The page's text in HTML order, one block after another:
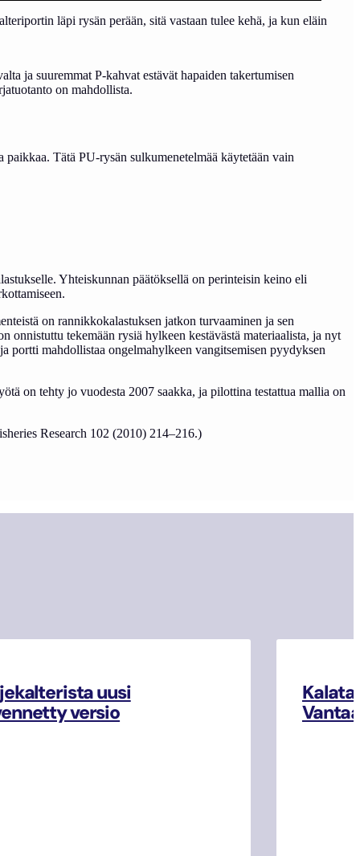
läpi rysän perään, sitä vastaan tulee kehä, ja kun eläin
ja suuremmat P-kahvat estävät hapaiden takertumisen
on mahdollista.
Tätä PU-rysän sulkumenetelmää käytetään vain
Yhteiskunnan päätöksellä on perinteisin keino eli
on rannikkokalastuksen jatkon turvaaminen ja sen
onnistuttu tekemään rysiä hylkeen kestävästä materiaalista, ja nyt
portti mahdollistaa ongelmahylkeen vangitsemisen pyydyksen
on tehty jo vuodesta 2007 saakka, ja pilottina testattua mallia on
Research 102 (2010) 214–216.)
uusi
versio